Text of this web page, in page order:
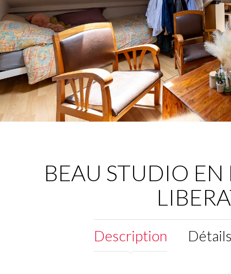
BEAU STUDIO EN
Description Détails